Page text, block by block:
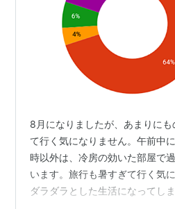
8月になりましたが、あまりに
て行く気になりません。午前中
時以外は、冷房の効いた部屋で
います。旅行も暑すぎて行く気
ダラダラとした生活になってし